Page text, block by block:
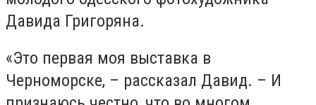
Давида Григоряна.
«Это первая моя выставка в
Черноморске, – рассказал Давид. – И